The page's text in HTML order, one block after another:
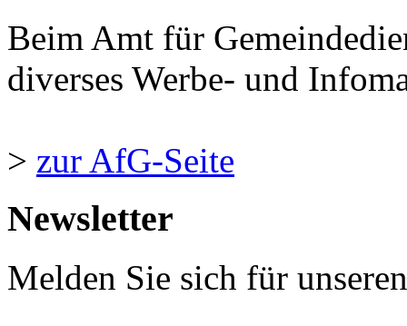
Beim Amt für
diverses Werbe- und
> zur AfG-Seite
Newsletter
Melden Sie sich für